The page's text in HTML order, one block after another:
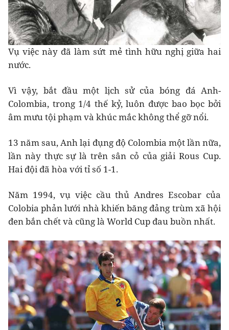
Vụ việc này đã làm sứt mẻ tình hữu nghị giữa hai
nước.
Vì vậy, bắt đầu một lịch sử của bóng đá Anh-
Colombia, trong 1/4 thế kỷ, luôn được bao bọc bởi
âm mưu tội phạm và khúc mắc không thể gỡ nổi.
13 năm sau, Anh lại đụng độ Colombia một lần nữa,
lần này thực sự là trên sân cỏ của giải Rous Cup.
Hai đội đã hòa với tỉ số 1-1.
Năm 1994, vụ việc cầu thủ Andres Escobar của
Colobia phản lưới nhà khiến băng đảng trùm xã hội
đen bắn chết và cũng là World Cup đau buồn nhất.